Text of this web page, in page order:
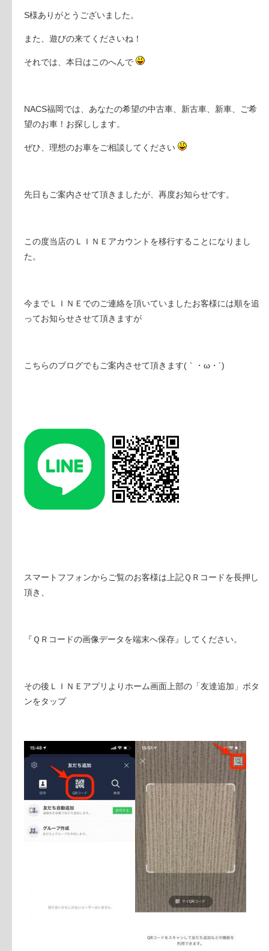
S様ありがとうございました。
また、遊びの来てくださいね！
それでは、本日はこのへんで
NACS福岡では、あなたの希望の中古車、新古車、新車、ご希
望のお車！お探しします。
ぜひ、理想のお車をご相談してください
先日もご案内させて頂きましたが、再度お知らせです。
この度当店のＬＩＮＥアカウントを移行することになりまし
た。
今までＬＩＮＥでのご連絡を頂いていましたお客様には順を追
ってお知らせさせて頂きますが
こちらのブログでもご案内させて頂きます(｀・ω・´)
スマートフフォンからご覧のお客様は上記ＱＲコードを長押し
頂き、
『ＱＲコードの画像データを端末へ保存』してください。
その後ＬＩＮＥアプリよりホーム画面上部の「友達追加」ボタ
ンをタップ